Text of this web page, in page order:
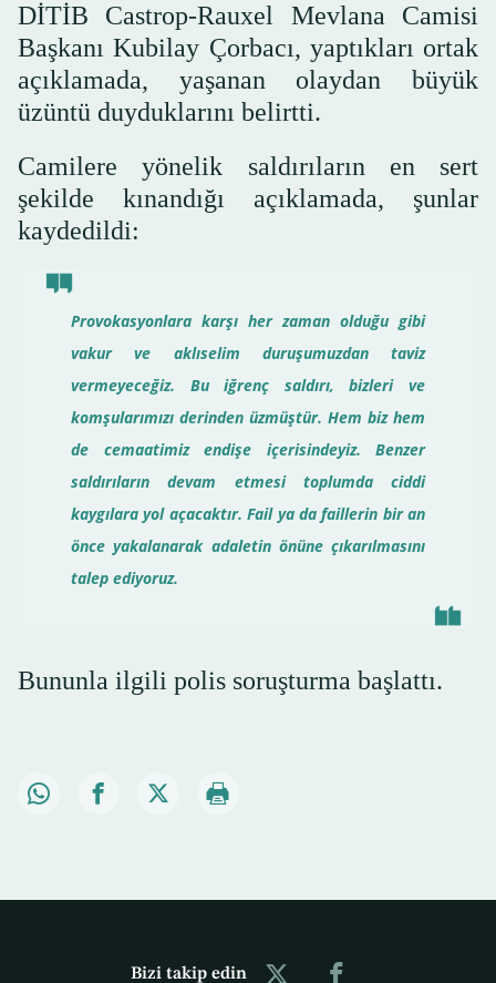
DİTİB Castrop-Rauxel Mevlana Camisi
Başkanı Kubilay Çorbacı, yaptıkları ortak
açıklamada, yaşanan olaydan büyük
üzüntü duyduklarını belirtti.
Camilere yönelik saldırıların en sert
şekilde kınandığı açıklamada, şunlar
kaydedildi:
Provokasyonlara karşı her zaman olduğu gibi
vakur ve aklıselim duruşumuzdan taviz
vermeyeceğiz. Bu iğrenç saldırı, bizleri ve
komşularımızı derinden üzmüştür. Hem biz hem
de cemaatimiz endişe içerisindeyiz. Benzer
saldırıların devam etmesi toplumda ciddi
kaygılara yol açacaktır. Fail ya da faillerin bir an
önce yakalanarak adaletin önüne çıkarılmasını
talep ediyoruz.
Bununla ilgili polis soruşturma başlattı.
Bizi takip edin